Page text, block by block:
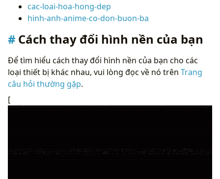
cac-loai-hoa-hong-dep
hinh-anh-anime-co-don-buon-ba
Cách thay đổi hình nền của bạn
Để tìm hiểu cách thay đổi hình nền của bạn cho các
loại thiết bị khác nhau, vui lòng đọc về nó trên Trang
câu hỏi thường gặp.
[